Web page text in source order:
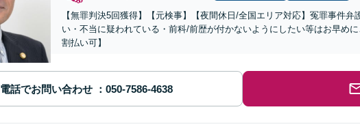
【無罪判決5回獲得】【元検事】【夜間休日/全国エリア対応】冤罪事件
い・不当に疑われている・前科/前歴が付かないようにしたい等はお早め
割払い可】
電話でお問い合わせ